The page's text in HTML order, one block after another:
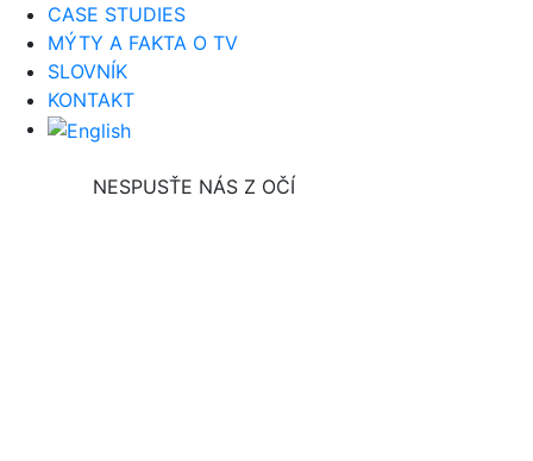
CASE STUDIES
MÝTY A FAKTA O TV
SLOVNÍK
KONTAKT
NESPUSŤE NÁS Z OČÍ